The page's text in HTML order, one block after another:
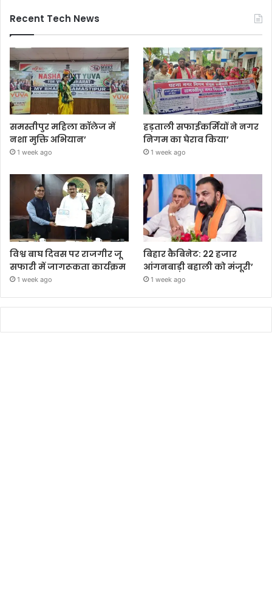
Recent Tech News
समस्तीपुर महिला कॉलेज में
नशा मुक्ति अभियान’
1 week ago
हड़ताली सफाईकर्मियों ने नगर
निगम का घेराव किया’
1 week ago
विश्व बाघ दिवस पर राजगीर जू
सफारी में जागरूकता कार्यक्रम
1 week ago
बिहार कैबिनेट: 22 हजार
आंगनबाड़ी बहाली को मंजूरी’
1 week ago